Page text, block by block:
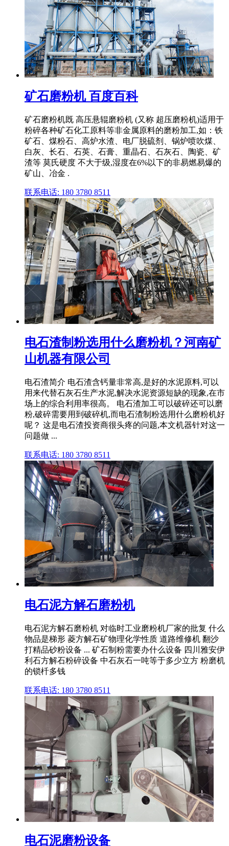
矿石磨粉机 百度百科
矿石磨粉机既 高压悬辊磨粉机 (又称 超压磨粉机)适用于
粉碎各种矿石化工原料等非金属原料的磨粉加工,如：铁
矿石、煤粉石、高炉水渣、电厂脱硫剂、锅炉喷吹煤、
白灰、长石、石英、石膏、重晶石、石灰石、陶瓷、矿
渣等 莫氏硬度 不大于级,湿度在6%以下的非易燃易爆的
矿山、冶金 .
联系电话: 180 3780 8511
电石渣制粉选用什么磨粉机？河南矿
山机器有限公司
电石渣简介 电石渣含钙量非常高,是好的水泥原料,可以
用来代替石灰石生产水泥,解决水泥资源短缺的现象,在市
场上的综合利用率很高。 电石渣加工可以破碎还可以磨
粉,破碎需要用到破碎机,而电石渣制粉选用什么磨粉机好
呢？ 这是电石渣投资商很头疼的问题,本文机器针对这一
问题做 ...
联系电话: 180 3780 8511
电石泥方解石磨粉机
电石泥方解石磨粉机 对临时工业磨粉机厂家的批复 什么
物品是梯形 菱方解石矿物理化学性质 道路维修机 翻沙
打精品砂粉设备 ... 矿石制粉需要办什么设备 四川雅安伊
利石方解石粉碎设备 中石灰石一吨等于多少立方 粉磨机
的锁杄多钱
联系电话: 180 3780 8511
电石泥磨粉设备